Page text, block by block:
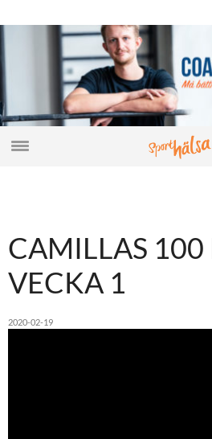
CAMILLAS 100
VECKA 1
2020-02-19